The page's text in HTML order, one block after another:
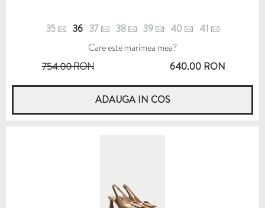
35 36 37 38 39 40
41
Care este marimea mea?
754.00 RON
640.00 RON
ADAUGA IN COS